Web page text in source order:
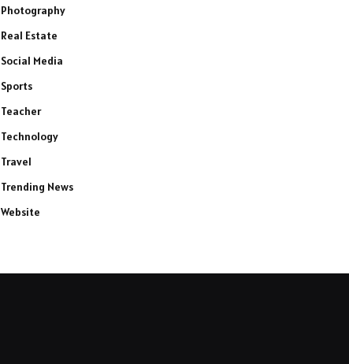
Photography
Real Estate
Social Media
Sports
Teacher
Technology
Travel
Trending News
Website